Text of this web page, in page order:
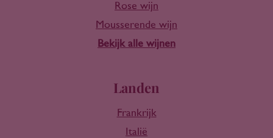
Rose wijn
Mousserende wijn
Bekijk alle wijnen
Landen
Frankrijk
Italië